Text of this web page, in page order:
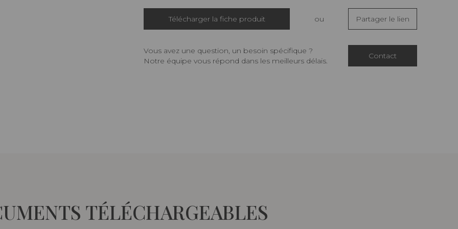
Télécharger la fiche produit ou Partager le lien
Vous avez une question, un besoin spécifique ?
Notre équipe vous répond dans les meilleurs délais.
Contact
TÉLÉCHARGEABLES